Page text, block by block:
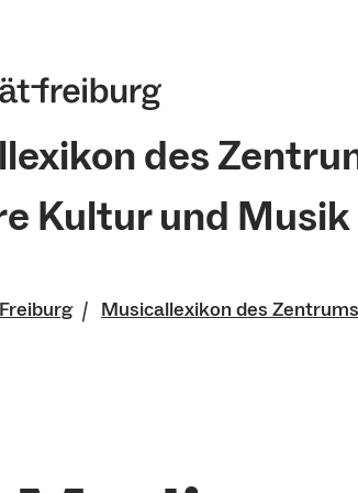
des
Kultur und Musik
Musicallexikon des